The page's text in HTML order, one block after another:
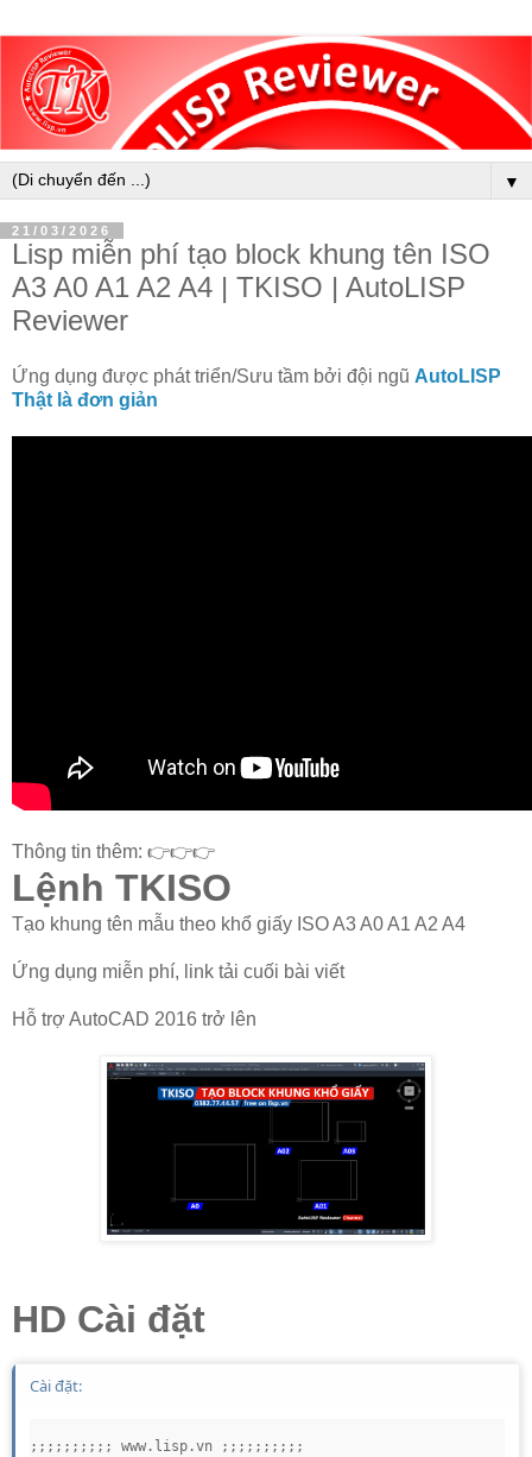
▼
21/03/2026
Lisp miễn phí tạo block khung tên ISO
A3 A0 A1 A2 A4 | TKISO | AutoLISP
Reviewer
Ứng dụng được phát triển/Sưu tầm bởi đội ngũ AutoLISP
Thật là đơn giản
Thông tin thêm: 👉👉👉
Lệnh TKISO
Tạo khung tên mẫu theo khổ giấy ISO A3 A0 A1 A2 A4
Ứng dụng miễn phí, link tải cuối bài viết
Hỗ trợ AutoCAD 2016 trở lên
HD Cài đặt
Cài đặt:
;;;;;;;;;; www.lisp.vn ;;;;;;;;;;